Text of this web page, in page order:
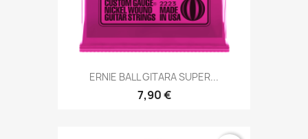
ERNIE BALL GITARA SUPER...
7,90 €